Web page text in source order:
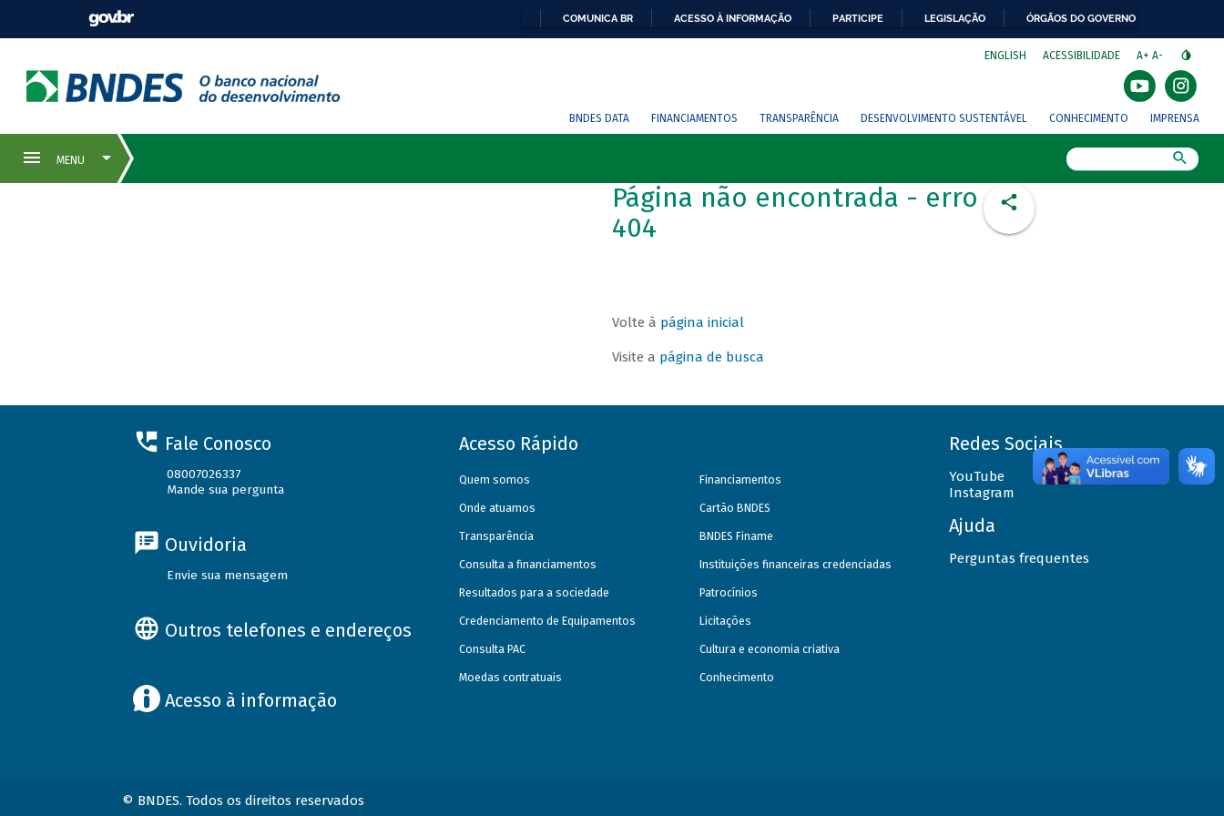
COMUNICA BR ACESSO À INFORMAÇÃO PARTICIPE LEGISLAÇÃO ÓRGÃOS DO GOVERNO
ENGLISH ACESSIBILIDADE A+ A-
BNDES DATA FINANCIAMENTOS TRANSPARÊNCIA DESENVOLVIMENTO SUSTENTÁVEL CONHECIMENTO IMPRENSA
Página não encontrada - erro
404
Volte à página inicial
Visite a página de busca
Fale Conosco
08007026337
Mande sua pergunta
Ouvidoria
Envie sua mensagem
Outros telefones e endereços
Acesso à informação
Acesso Rápido
Quem somos
Onde atuamos
Transparência
Consulta a financiamentos
Resultados para a sociedade
Credenciamento de Equipamentos
Consulta PAC
Moedas contratuais
Financiamentos
Cartão BNDES
BNDES Finame
Instituições financeiras credenciadas
Patrocínios
Licitações
Cultura e economia criativa
Conhecimento
Redes Sociais
YouTube
Instagram
Ajuda
Perguntas frequentes
© BNDES. Todos os direitos reservados